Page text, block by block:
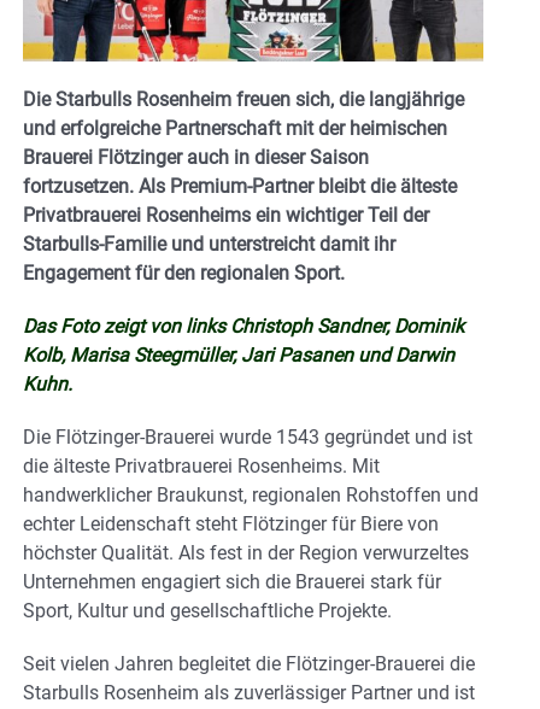
Die Starbulls Rosenheim freuen sich, die langjährige
und erfolgreiche Partnerschaft mit der heimischen
Brauerei Flötzinger auch in dieser Saison
fortzusetzen. Als Premium-Partner bleibt die älteste
Privatbrauerei Rosenheims ein wichtiger Teil der
Starbulls-Familie und unterstreicht damit ihr
Engagement für den regionalen Sport.
Das Foto zeigt von links Christoph Sandner, Dominik
Kolb, Marisa Steegmüller, Jari Pasanen und Darwin
Kuhn.
Die Flötzinger-Brauerei wurde 1543 gegründet und ist
die älteste Privatbrauerei Rosenheims. Mit
handwerklicher Braukunst, regionalen Rohstoffen und
echter Leidenschaft steht Flötzinger für Biere von
höchster Qualität. Als fest in der Region verwurzeltes
Unternehmen engagiert sich die Brauerei stark für
Sport, Kultur und gesellschaftliche Projekte.
Seit vielen Jahren begleitet die Flötzinger-Brauerei die
Starbulls Rosenheim als zuverlässiger Partner und ist